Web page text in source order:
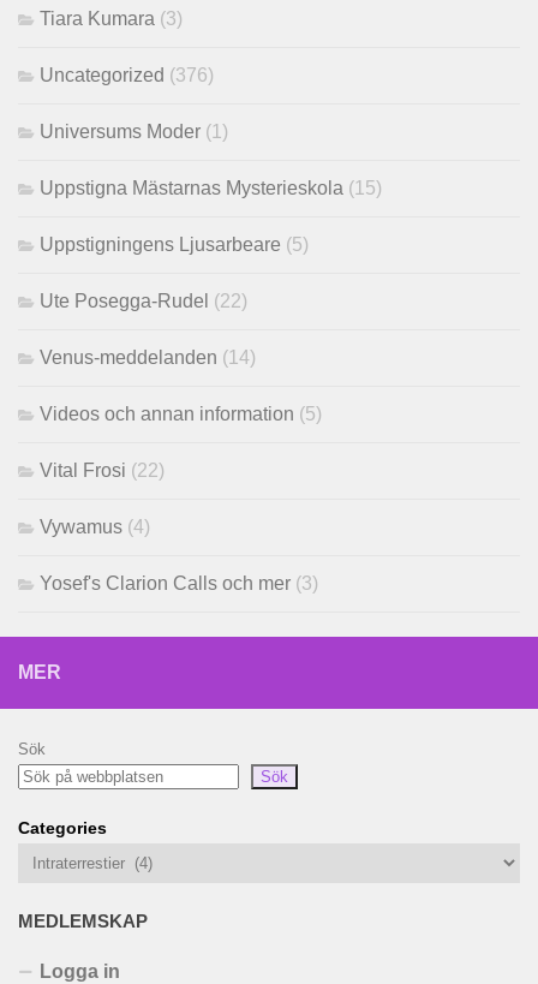
Tiara Kumara (3)
Uncategorized (376)
Universums Moder (1)
Uppstigna Mästarnas Mysterieskola (15)
Uppstigningens Ljusarbeare (5)
Ute Posegga-Rudel (22)
Venus-meddelanden (14)
Videos och annan information (5)
Vital Frosi (22)
Vywamus (4)
Yosef's Clarion Calls och mer (3)
MER
Sök
Sök
Categories
MEDLEMSKAP
Logga in